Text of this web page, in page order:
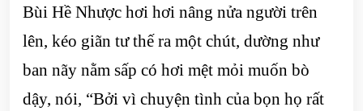
Bùi Hề Nhược hơi hơi nâng nửa người trên
lên, kéo giãn tư thế ra một chút, dường như
ban nãy nằm sấp có hơi mệt mỏi muốn bò
dậy, nói, “Bởi vì chuyện tình của bọn họ rất